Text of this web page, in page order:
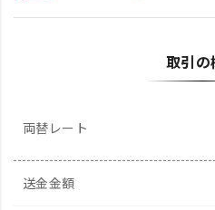
取引の
両替レート
送金金額